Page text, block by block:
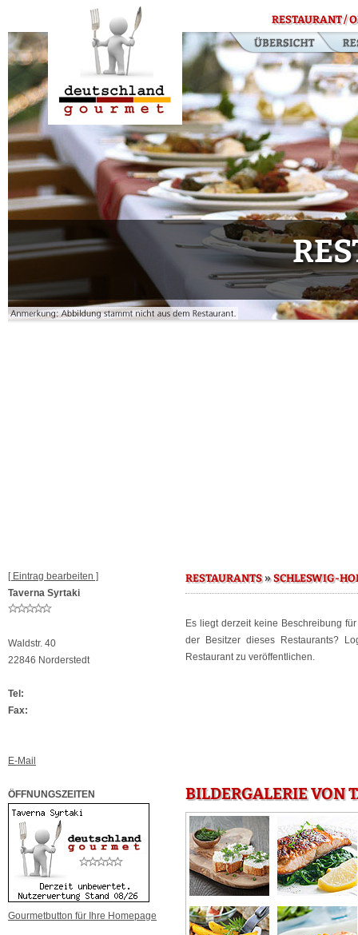
RESTAURANT /
[ Eintrag bearbeiten ]
Taverna Syrtaki
Waldstr. 40
22846 Norderstedt
Tel:
Fax:
E-Mail
ÖFFNUNGSZEITEN
Gourmetbutton für Ihre Homepage
RESTAURANTS»SCHLESWIG-
Es liegt derzeit keine Beschreibung
der Besitzer dieses Restaurants?
Restaurant zu veröffentlichen.
BILDERGALERIE VON